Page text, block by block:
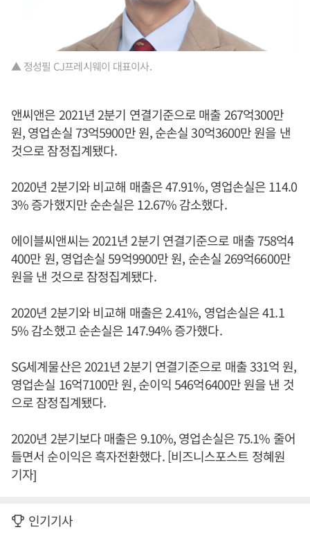
▲ 정성필 CJ프레시웨이 대표이사.
앤씨앤은 2021년 2분기 연결기준으로 매출 267억300만
원, 영업손실 73억5900만 원, 순손실 30억3600만 원을 낸
것으로 잠정집계됐다.
2020년 2분기와 비교해 매출은 47.91%, 영업손실은 114.0
3% 증가했지만 순손실은 12.67% 감소했다.
에이블씨앤씨는 2021년 2분기 연결기준으로 매출 758억4
400만 원, 영업손실 59억9900만 원, 순손실 269억6600만
원을 낸 것으로 잠정집계됐다.
2020년 2분기와 비교해 매출은 2.41%, 영업손실은 41.1
5% 감소했고 순손실은 147.94% 증가했다.
SG세계물산은 2021년 2분기 연결기준으로 매출 331억 원,
영업손실 16억7100만 원, 순이익 546억6400만 원을 낸 것
으로 잠정집계됐다.
2020년 2분기보다 매출은 9.10%, 영업손실은 75.1% 줄어
들면서 순이익은 흑자전환했다. [비즈니스포스트 정혜원
기자]
인기기사